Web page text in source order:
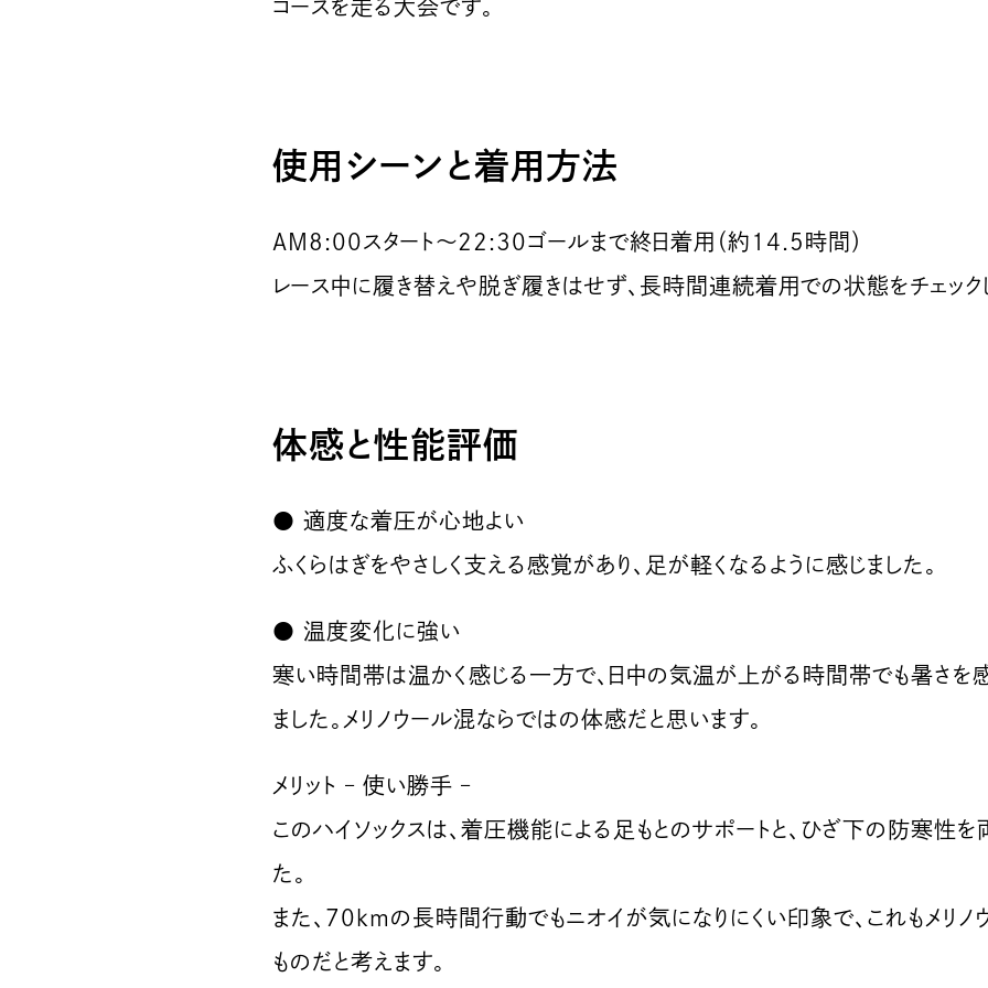
コースを走る大会です。
使用シーンと着用方法
AM8:00スタート〜22:30ゴールまで終日着用（約14.5時間）
レース中に履き替えや脱ぎ履きはせず、長時間連続着用での状態をチェック
体感と性能評価
● 適度な着圧が心地よい
ふくらはぎをやさしく支える感覚があり、足が軽くなるように感じました。
● 温度変化に強い
寒い時間帯は温かく感じる一方で、日中の気温が上がる時間帯でも暑さを感
ました。メリノウール混ならではの体感だと思います。
メリット – 使い勝手 –
このハイソックスは、着圧機能による足もとのサポートと、ひざ下の防寒性を
た。
また、70kmの長時間行動でもニオイが気になりにくい印象で、これもメリ
ものだと考えます。